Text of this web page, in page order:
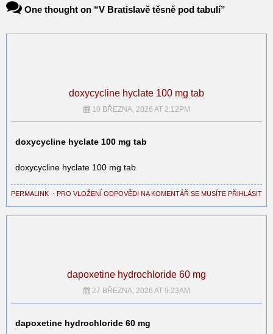
One thought on “V Bratislavě těsně pod tabulí”
doxycycline hyclate 100 mg tab
10 BŘEZNA, 2026 AT 2:12PM
doxycycline hyclate 100 mg tab
doxycycline hyclate 100 mg tab
PERMALINK ⋅ PRO VLOŽENÍ ODPOVĚDI NA KOMENTÁŘ SE MUSÍTE PŘIHLÁSIT
dapoxetine hydrochloride 60 mg
27 BŘEZNA, 2026 AT 9:23AM
dapoxetine hydrochloride 60 mg